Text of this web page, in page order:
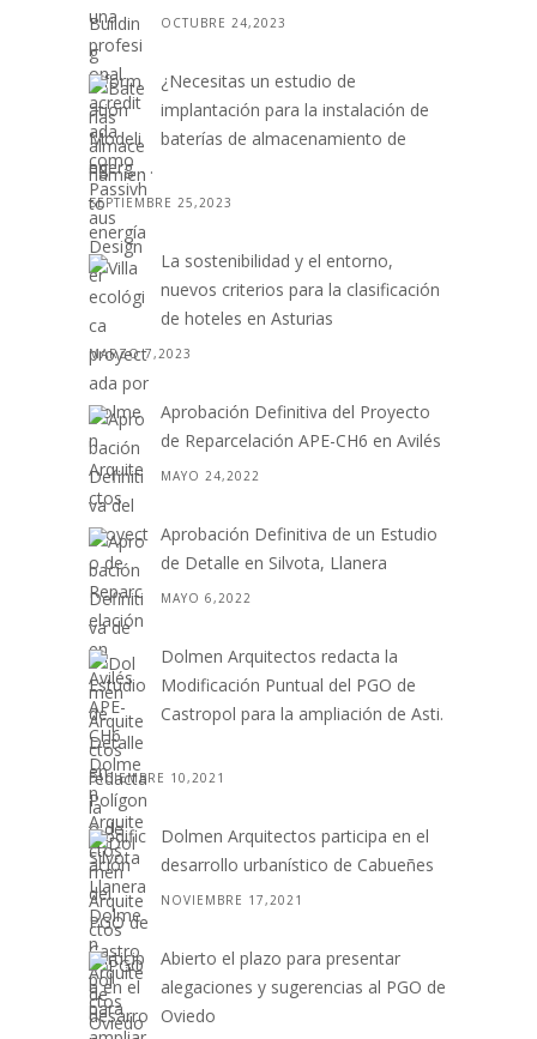
OCTUBRE 24,2023
¿Necesitas un estudio de
implantación para la instalación de
baterías de almacenamiento de
energ. . .
SEPTIEMBRE 25,2023
La sostenibilidad y el entorno,
nuevos criterios para la clasificación
de hoteles en Asturias
MARZO 7,2023
Aprobación Definitiva del Proyecto
de Reparcelación APE-CH6 en Avilés
MAYO 24,2022
Aprobación Definitiva de un Estudio
de Detalle en Silvota, Llanera
MAYO 6,2022
Dolmen Arquitectos redacta la
Modificación Puntual del PGO de
Castropol para la ampliación de Asti.
. .
DICIEMBRE 10,2021
Dolmen Arquitectos participa en el
desarrollo urbanístico de Cabueñes
NOVIEMBRE 17,2021
Abierto el plazo para presentar
alegaciones y sugerencias al PGO de
Oviedo